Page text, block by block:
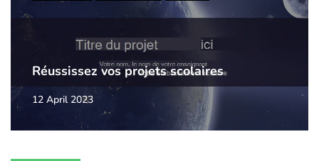
Réussissez vos projets scolaires
12 April 2023